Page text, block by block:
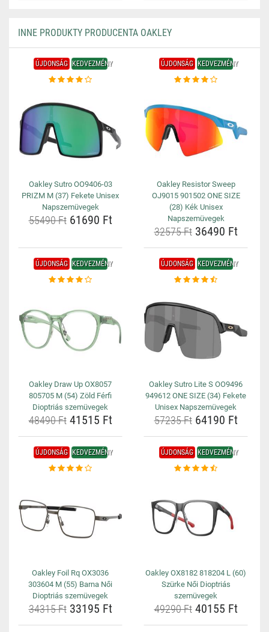
INNE PRODUKTY PRODUCENTA OAKLEY
ÚJDONSÁG KEDVEZMÉNY
Oakley Sutro OO9406-03
PRIZM M (37) Fekete Unisex
Napszemüvegek
55490 Ft61690 Ft
ÚJDONSÁG KEDVEZMÉNY
Oakley Resistor Sweep
OJ9015 901502 ONE SIZE
(28) Kék Unisex
Napszemüvegek
32575 Ft36490 Ft
ÚJDONSÁG KEDVEZMÉNY
Oakley Draw Up OX8057
805705 M (54) Zöld Férfi
Dioptriás szemüvegek
48490 Ft41515 Ft
ÚJDONSÁG KEDVEZMÉNY
Oakley Sutro Lite S OO9496
949612 ONE SIZE (34) Fekete
Unisex Napszemüvegek
57235 Ft64190 Ft
ÚJDONSÁG KEDVEZMÉNY
Oakley Foil Rq OX3036
303604 M (55) Barna Női
Dioptriás szemüvegek
34315 Ft33195 Ft
ÚJDONSÁG KEDVEZMÉNY
Oakley OX8182 818204 L (60)
Szürke Női Dioptriás
szemüvegek
49290 Ft40155 Ft